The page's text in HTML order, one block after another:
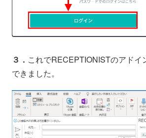
３． これでRECEPTIONISTのアドイ
できました。